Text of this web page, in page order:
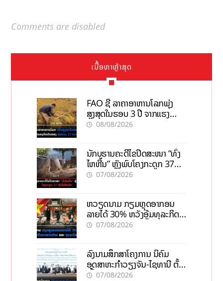
Comments are disabled
ເນື້ອຫາຫຼ້າສຸດ
FAO ຊີ້ ລາຄາອາຫານໂລກພຸ່ງ
ສູງສຸດໃນຮອບ 3 ປີ ຈາກແຮງ
ກົດດັນຂອງສົງຄາມ, El nino
08/08/2026
ນັກບູຮານຄະດີໄຂປິດສະໜາ “ທົ່ງ
ໄຫຫີນ” ຫຼັງພົບໂຄງກະດູກ 37
ຄົນໃນຫີນຍັກ
07/08/2026
ຫວຽດນາມ ກຽມຫຼຸດອາກອນ
ລາຍໄດ້ 30% ຫວັງອູ້ມທຸລະກິດ
ຂະໜາດນ້ອຍ ແລະ ຈຸນລະ
07/08/2026
ລົງນາມສຶກສາໂຄງການ ນິຄົມ
ອຸດສາຫະກຳວຽງຈັນ-ໄຊທານີ ຕັ້ງ
ເປົ້າດຶງທຶນ 150 ລ້ານໂດລາ, ສ້າງ
07/08/2026